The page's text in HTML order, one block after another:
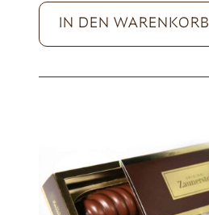
IN DEN WARENKORB